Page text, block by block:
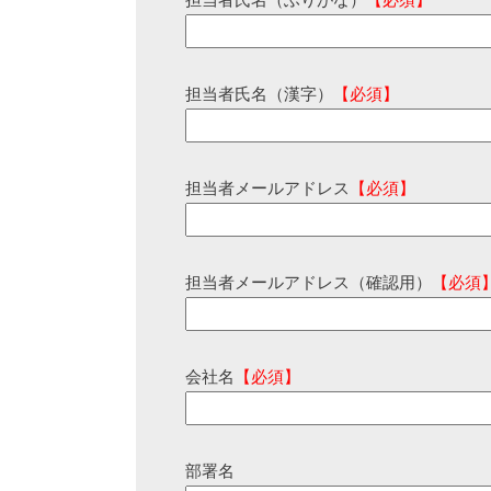
担当者氏名（漢字） 【必須】
担当者メールアドレス 【必須】
担当者メールアドレス（確認用） 【必須
会社名 【必須】
部署名